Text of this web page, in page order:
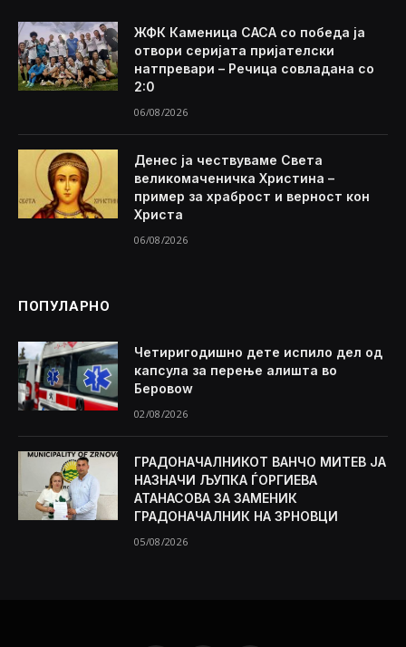
ЖФК Каменица САСА со победа ја
отвори серијата пријателски
натпревари – Речица совладана со
2:0
06/08/2026
Денес ја чествуваме Света
великомаченичка Христина –
пример за храброст и верност кон
Христа
06/08/2026
ПОПУЛАРНО
Четиригодишно дете испило дел од
капсула за перење алишта во
Беровоw
02/08/2026
ГРАДОНАЧАЛНИКОТ ВАНЧО МИТЕВ ЈА
НАЗНАЧИ ЉУПКА ЃОРГИЕВА
АТАНАСОВА ЗА ЗАМЕНИК
ГРАДОНАЧАЛНИК НА ЗРНОВЦИ
05/08/2026